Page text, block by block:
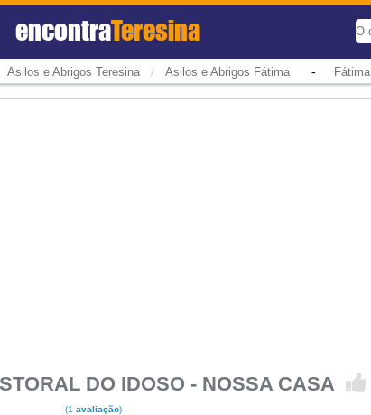
encontraTeresina
Asilos e Abrigos Teresina / Asilos e Abrigos Fátima- Fátima
DO IDOSO - NOSSA CASA
(1 avaliação)